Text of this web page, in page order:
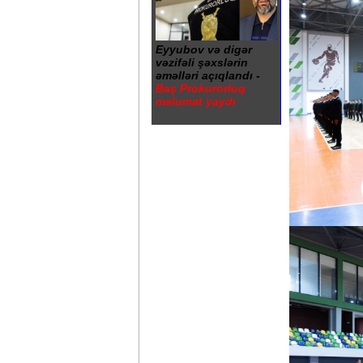
Eyyubov və digər
vəzifəli şəxslərin
əməlləri açıqlandı -
Baş Prokurorluq
məlumat yaydı